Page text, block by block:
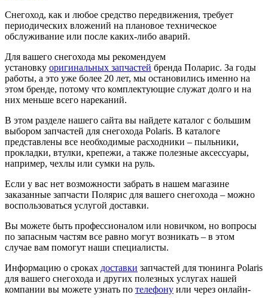
Снегоход, как и любое средство передвижения, требует
периодических вложений на плановое техническое
обслуживание или после каких-либо аварий.
Для вашего снегохода мы рекомендуем
установку оригинальных запчастей бренда Поларис. За годы
работы, а это уже более 20 лет, мы остановились именно на
этом бренде, потому что комплектующие служат долго и на
них меньше всего нареканий.
В этом разделе нашего сайта вы найдете каталог с большим
выбором запчастей для снегохода Polaris. В каталоге
представлены все необходимые расходники – пыльники,
прокладки, втулки, крепежи, а также полезные аксессуары,
например, чехлы или сумки на руль.
Если у вас нет возможности забрать в нашем магазине
заказанные запчасти Полярис для вашего снегохода – можно
воспользоваться услугой доставки.
Вы можете быть профессионалом или новичком, но вопросы
по запасным частям все равно могут возникать – в этом
случае вам помогут наши специалисты.
Информацию о сроках доставки запчастей для тюнинга Polaris
для вашего снегохода и других полезных услугах нашей
компании вы можете узнать по телефону или через онлайн-